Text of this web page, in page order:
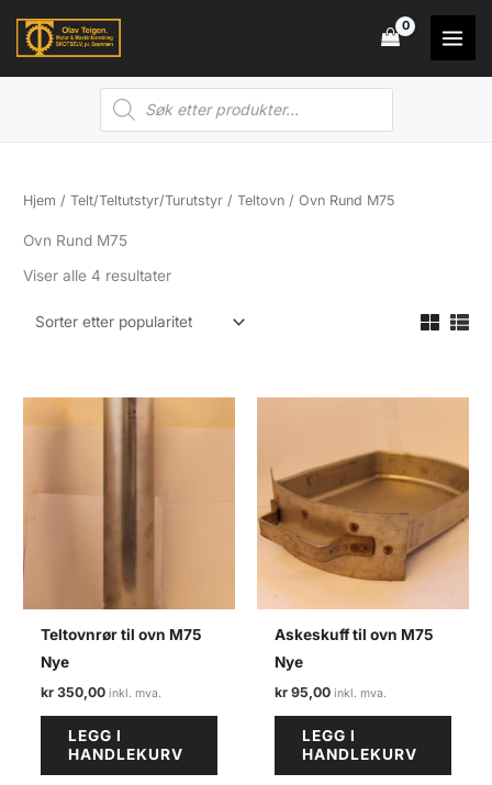
Products
search
Hjem /Telt/Teltutstyr/Turutstyr /Teltovn / Ovn Rund M75
Ovn Rund M75
Viser alle 4 resultaterSortert
Teltovnrør til ovn M75
Nye
kr 350,00
LEGG I
HANDLEKURV
Askeskuff til ovn M75
Nye
kr 95,00
LEGG I
HANDLEKURV